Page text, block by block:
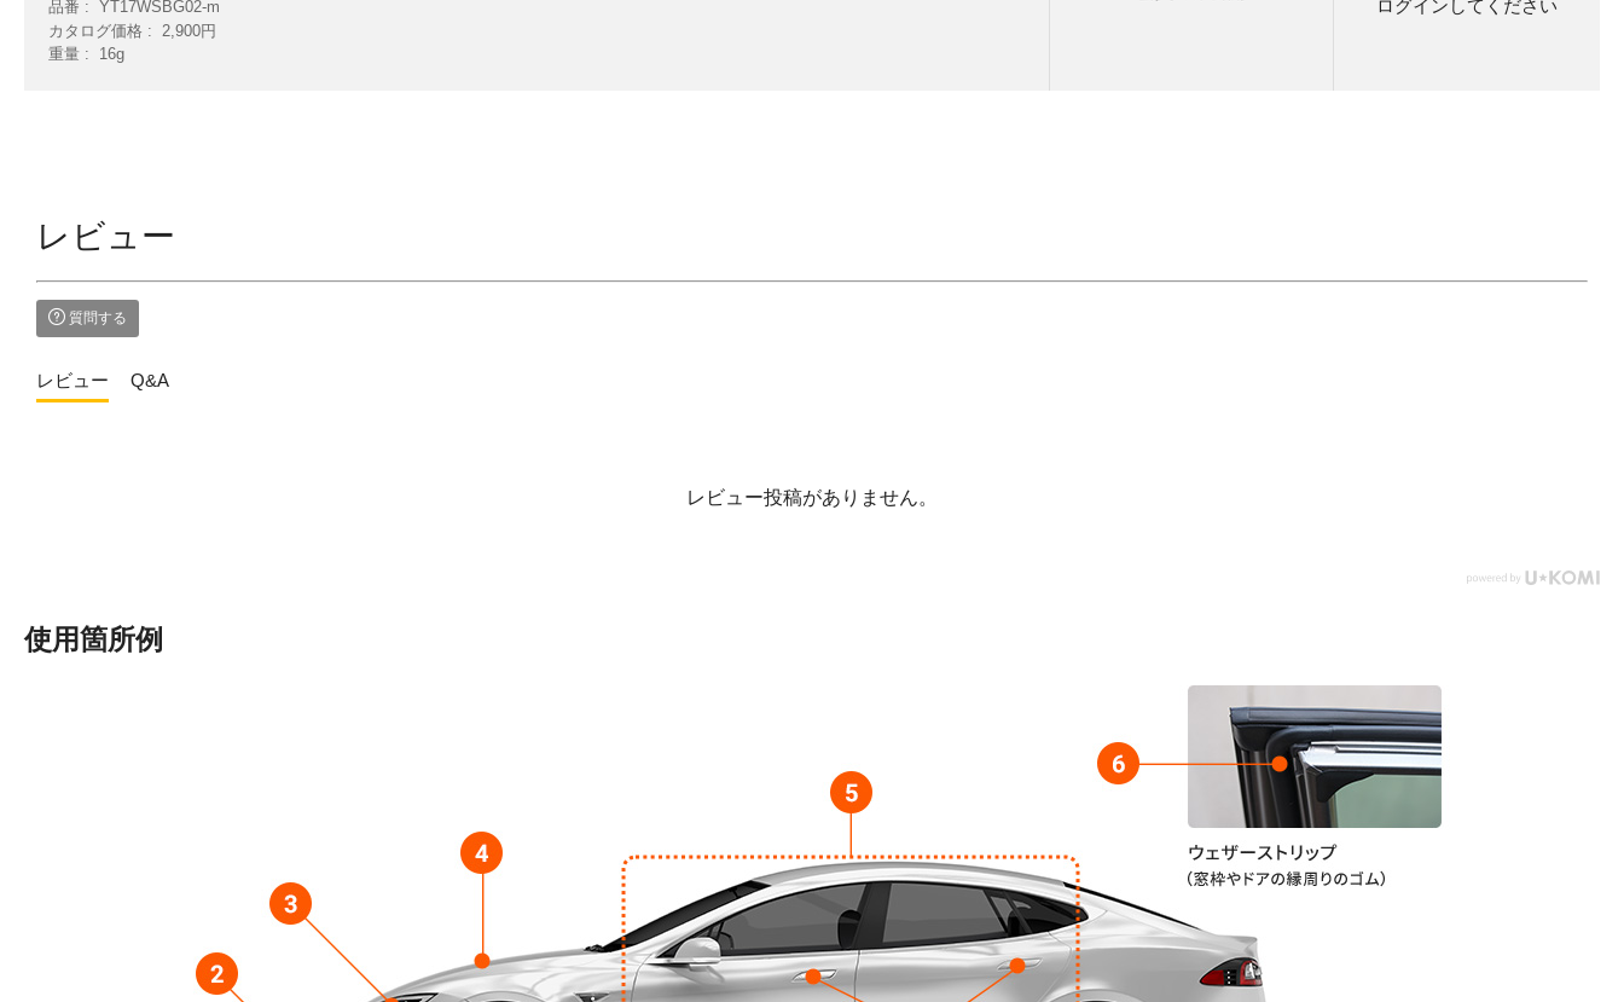
品番
YT17WSBG02-m
カタログ価格
2,900円
重量
16g
ログイン してください
レビュー
質問する
レビュー Q&A
レビュー投稿がありません。
使用箇所例